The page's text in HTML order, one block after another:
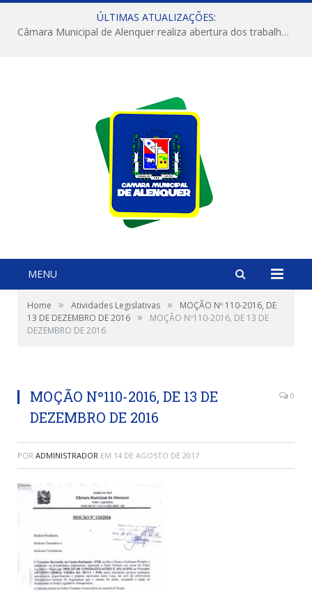
ÚLTIMAS ATUALIZAÇÕES:
Câmara Municipal de Alenquer realiza abertura dos trabalhos do 4º Período Legislativo
MENU
Home » Atividades Legislativas »
MOÇÃO Nº 110-2016, DE
13 DE DEZEMBRO DE 2016 »
MOÇÃO Nº110-2016, DE 13 DE
DEZEMBRO DE 2016
MOÇÃO Nº110-2016, DE 13 DE
DEZEMBRO DE 2016
0
POR ADMINISTRADOR EM 14 DE AGOSTO DE 2017